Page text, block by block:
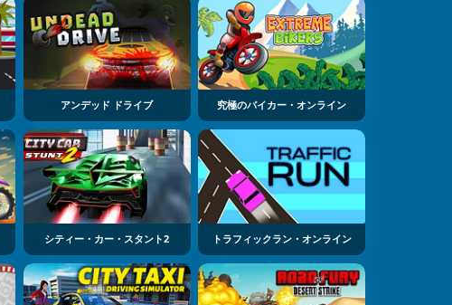
アンデッド ドライブ 究極のバイカー・オンライン
シティー・カー・スタント2 トラフィックラン・オンライン